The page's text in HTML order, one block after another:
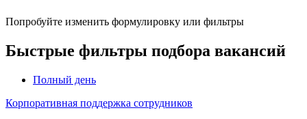
Попробуйте изменить формулировку или фильтры
Быстрые фильтры подбора вакансий
Полный день
Корпоративная поддержка сотрудников